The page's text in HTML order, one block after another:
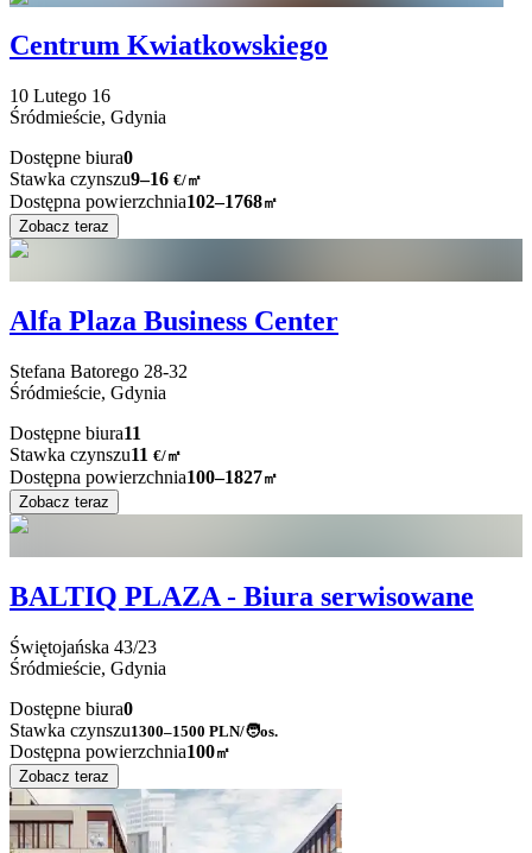
Centrum Kwiatkowskiego
10 Lutego 16
Śródmieście, Gdynia
Dostępne biura0
Stawka czynszu9–16 €/㎡
Dostępna powierzchnia102–1768㎡
Zobacz teraz
Alfa Plaza Business Center
Stefana Batorego 28-32
Śródmieście, Gdynia
Dostępne biura11
Stawka czynszu11 €/㎡
Dostępna powierzchnia100–1827㎡
Zobacz teraz
BALTIQ PLAZA - Biura serwisowane
Świętojańska 43/23
Śródmieście, Gdynia
Dostępne biura0
Stawka czynszu1300–1500 PLN/🧑os.
Dostępna powierzchnia100㎡
Zobacz teraz